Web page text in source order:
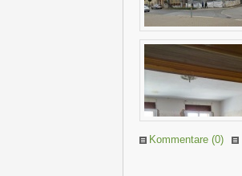
Kommentare (0)